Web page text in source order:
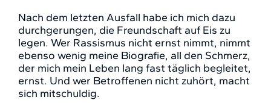
Nach dem letzten Ausfall habe ich mich dazu
durchgerungen, die Freundschaft auf Eis zu
legen. Wer Rassismus nicht ernst nimmt, nimmt
ebenso wenig meine Biografie, all den Schmerz,
der mich mein Leben lang fast täglich begleitet,
ernst. Und wer Betroffenen nicht zuhört, macht
sich mitschuldig.